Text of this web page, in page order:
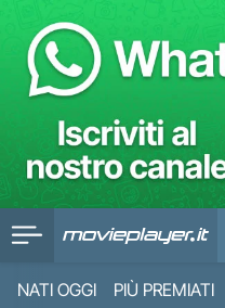
NATI OGGI PIÙ PREMIATI